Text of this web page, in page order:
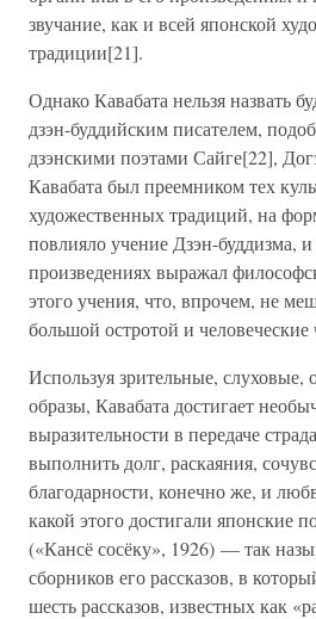
звучание, как и всей японской
традиции[21].
Однако Кавабата нельзя назвать
дзэн-буддийским писателем,
дзэнскими поэтами Сайге[22],
Кавабата был преемником тех
художественных традиций, на
повлияло учение Дзэн-буддизма,
произведениях выражал
этого учения, что, впрочем, не
большой остротой и человеческие
Используя зрительные, слуховые,
образы, Кавабата достигает
выразительности в передаче
выполнить долг, раскаяния,
благодарности, конечно же, и
какой этого достигали японские
(«Кансё сосёку», 1926) — так
сборников его рассказов, в
шесть рассказов, известных как